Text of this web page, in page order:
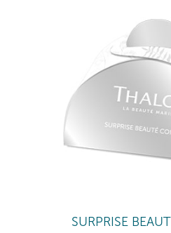
SURPRISE